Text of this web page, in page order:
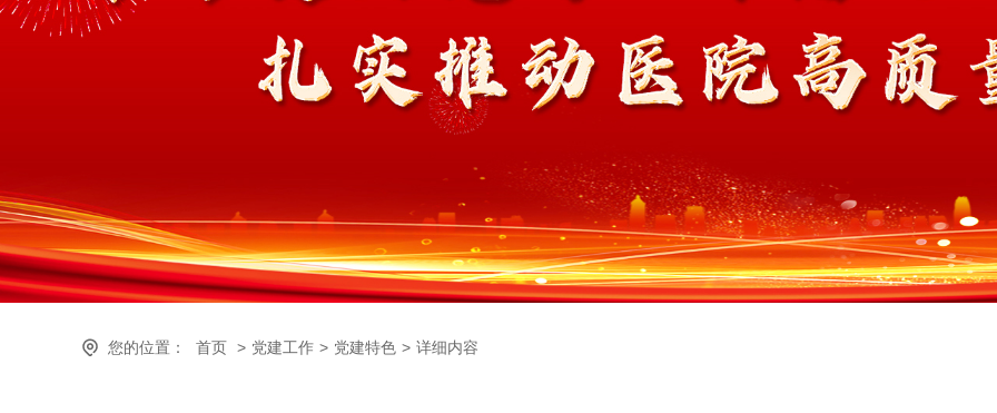
您的位置： 首页 > 党建工作 > 党建特色 > 详细内容